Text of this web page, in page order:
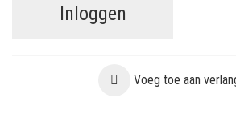
Inloggen
Voeg toe aan